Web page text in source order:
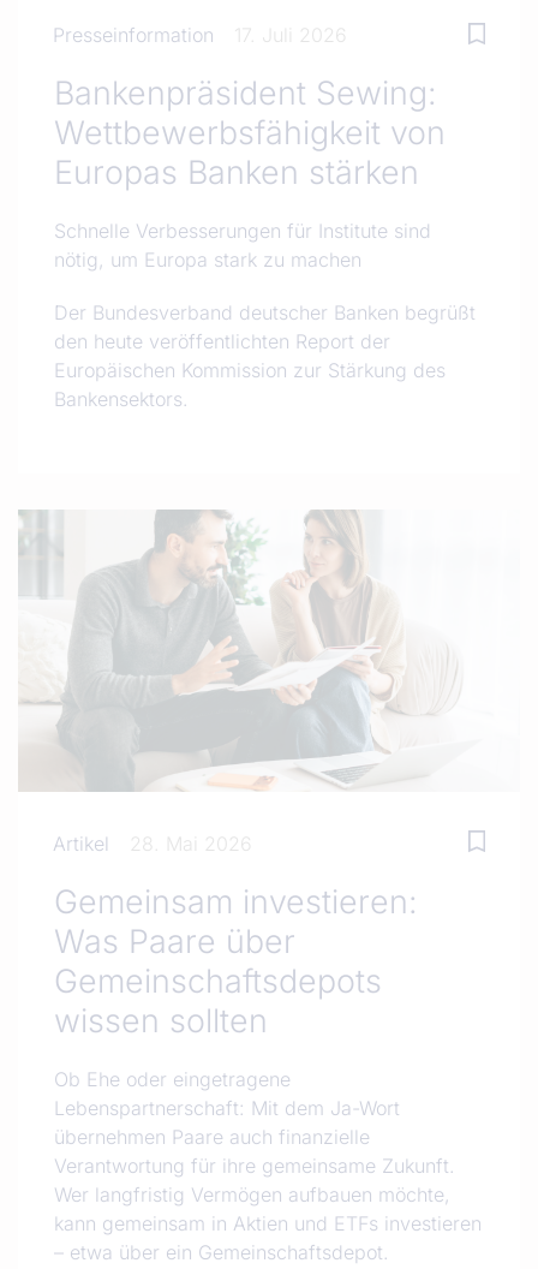
Presseinformation 17. Juli 2026
Bankenpräsident Sewing:
Wettbewerbsfähigkeit von
Europas Banken stärken
Schnelle Verbesserungen für Institute sind
nötig, um Europa stark zu machen
Der Bundesverband deutscher Banken begrüßt
den heute veröffentlichten Report der
Europäischen Kommission zur Stärkung des
Bankensektors.
Artikel 28. Mai 2026
Gemeinsam investieren:
Was Paare über
Gemeinschaftsdepots
wissen sollten
Ob Ehe oder eingetragene
Lebenspartnerschaft: Mit dem Ja-Wort
übernehmen Paare auch finanzielle
Verantwortung für ihre gemeinsame Zukunft.
Wer langfristig Vermögen aufbauen möchte,
kann gemeinsam in Aktien und ETFs investieren
– etwa über ein Gemeinschaftsdepot.